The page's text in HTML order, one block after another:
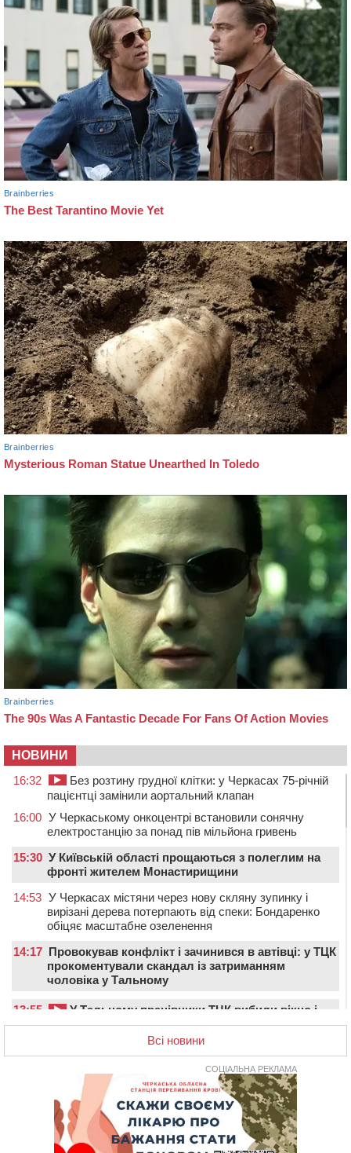
НОВИНИ
16:32
Без розтину грудної клітки: у Черкасах 75-річній
пацієнтці замінили аортальний клапан
16:00 У Черкаському онкоцентрі встановили сонячну
електростанцію за понад пів мільйона гривень
15:30 У Київській області прощаються з полеглим на
фронті жителем Монастирищини
14:53 У Черкасах містяни через нову скляну зупинку і
вирізані дерева потерпають від спеки: Бондаренко
обіцяє масштабне озеленення
14:17 Провокував конфлікт і зачинився в автівці: у ТЦК
прокоментували скандал із затриманням
чоловіка у Тальному
13:55
У Тальному працівники ТЦК вибили вікно і
витягли з автівки чоловіка (ВІДЕО)
У Черкасах СБУ викрила прокремлівську
агітаторку, яка закликала до захоплення України
“Як сказати дитині, що тато загинув?”: для
вихователів Черкащини запускають серію унікальних
Всі новини
СОЦІАЛЬНА РЕКЛАМА